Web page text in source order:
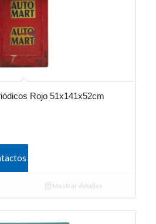
Rojo 51x141x52cm
Mostrar detalles